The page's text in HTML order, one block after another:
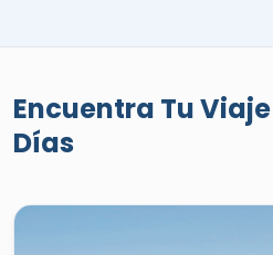
Encuentra Tu
Días